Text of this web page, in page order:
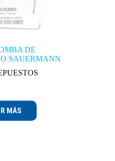
DE
SAUERMANN
MÁS